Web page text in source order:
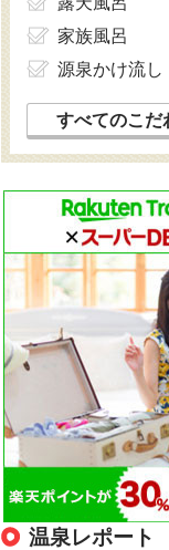
家族風呂
源泉かけ流し
すべてのこだ
温泉レポート